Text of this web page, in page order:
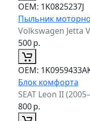
ОЕМ: 1K0825237J
Пыльник
Volkswagen Jetta
500р.
ОЕМ:
Блок комфорта
SEAT Leon II
800р.